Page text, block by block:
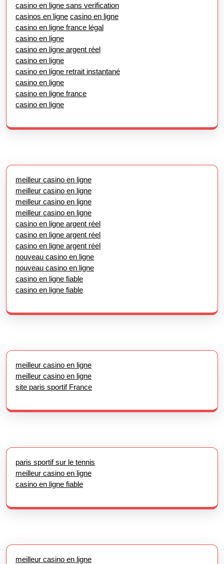
casino en ligne sans verification
casinos en ligne casino en ligne
casino en ligne france légal
casino en ligne
casino en ligne argent réel
casino en ligne
casino en ligne retrait instantané
casino en ligne
casino en ligne france
casino en ligne
meilleur casino en ligne
meilleur casino en ligne
meilleur casino en ligne
meilleur casino en ligne
casino en ligne argent réel
casino en ligne argent réel
casino en ligne argent réel
nouveau casino en ligne
nouveau casino en ligne
casino en ligne fiable
casino en ligne fiable
meilleur casino en ligne
meilleur casino en ligne
site paris sportif France
paris sportif sur le tennis
meilleur casino en ligne
casino en ligne fiable
meilleur casino en ligne